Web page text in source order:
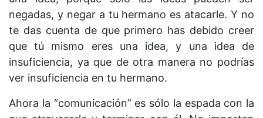
negadas, y negar a tu hermano es atacarle. Y no
te das cuenta de que primero has debido creer
que tú mismo eres una idea, y una idea de
insuficiencia, ya que de otra manera no podrías
ver insuficiencia en tu hermano.
Ahora la “comunicación” es sólo la espada con la